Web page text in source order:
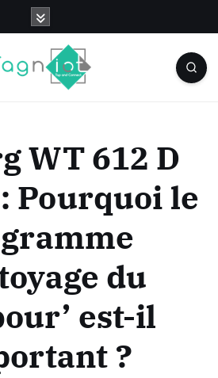
WT 612 D
Pourquoi le
du
est-il
?